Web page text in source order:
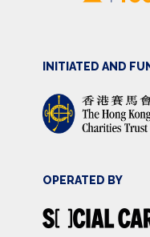
INITIATED AND
OPERATED BY